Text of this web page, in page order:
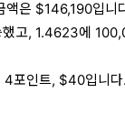
액은 $146,190입니
고, 1.4623에
포인트, $40입니다.